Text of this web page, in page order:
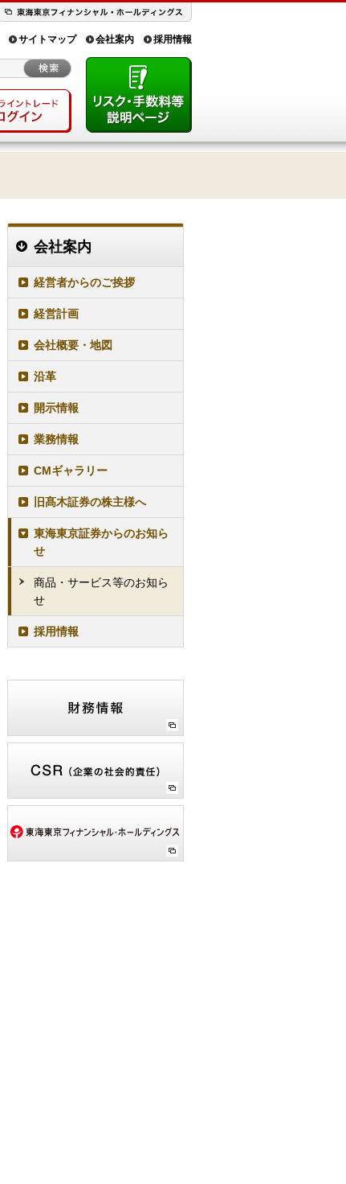
サイトマップ 会社案内 採用情報
会社案内
経営者からのご挨拶
経営計画
会社概要・地図
沿革
開示情報
業務情報
CMギャラリー
旧髙木証券の株主様へ
東海東京証券からのお知ら
せ
商品・サービス等のお知ら
せ
採用情報